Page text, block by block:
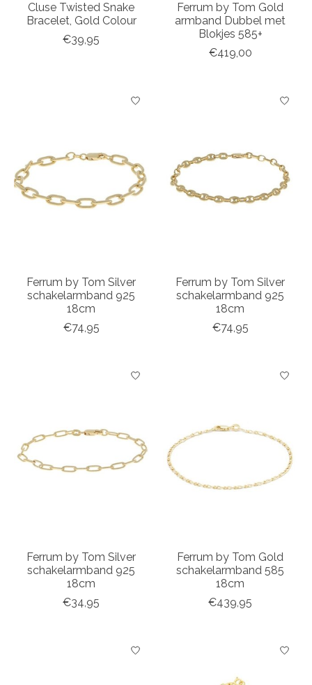
Cluse Twisted Snake
Bracelet, Gold Colour
€39,95
Ferrum by Tom Gold
armband Dubbel met
Blokjes 585+
€419,00
Ferrum by Tom Silver
schakelarmband 925
18cm
€74,95
Ferrum by Tom Silver
schakelarmband 925
18cm
€74,95
Ferrum by Tom Silver
schakelarmband 925
18cm
€34,95
Ferrum by Tom Gold
schakelarmband 585
18cm
€439,95